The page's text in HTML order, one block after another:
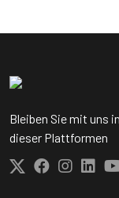
Bleiben Sie mit uns
dieser Plattformen